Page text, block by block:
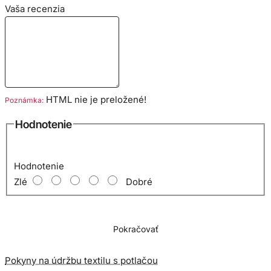
Rúčka: Čierne drevo / kov
Vaša recenzia
Poznámka: HTML nie je preložené!
Hodnotenie
Hodnotenie
Zlé
Dobré
Pokračovať
Pokyny na údržbu textilu s potlačou